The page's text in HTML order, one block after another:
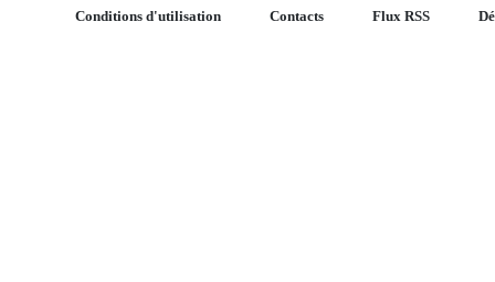
Conditions d'utilisation Contacts Flux RSS